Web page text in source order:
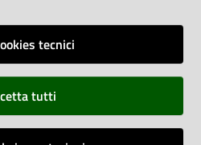
tecnici
tutti